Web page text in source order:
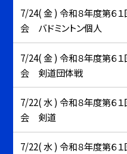
7/24( 金 ) 令和８年度第６
会 バドミントン個人
7/24( 金 ) 令和８年度第６
会 剣道団体戦
7/22( 水 ) 令和８年度第６
会 剣道
7/22( 水 ) 令和８年度第６